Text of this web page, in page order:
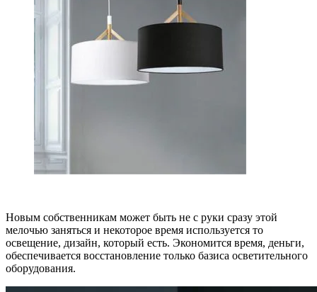
Новым собственникам может быть не с руки сразу этой
мелочью заняться и некоторое время используется то
освещение, дизайн, который есть. Экономится время, деньги,
обеспечивается восстановление только базиса осветительного
оборудования.